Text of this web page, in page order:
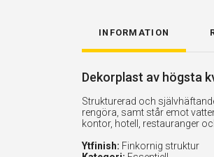
INFORMATION
Dekorplast av högsta
Strukturerad och
rengöra, samt står emot
kontor, hotell, restauranger
Ytfinish: Finkornig struktur